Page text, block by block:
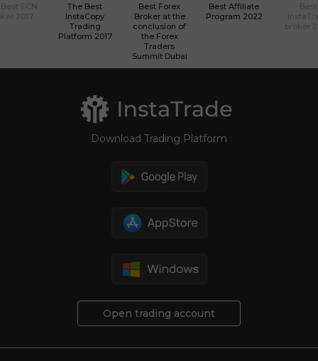
The Best
InstaCopy
Trading
Platform 2017
Best Forex
Broker at the
conclusion of
the Forex
Traders
Summit Dubai
Best Affiliate
Program 2022
Download Trading Platform
Open trading account